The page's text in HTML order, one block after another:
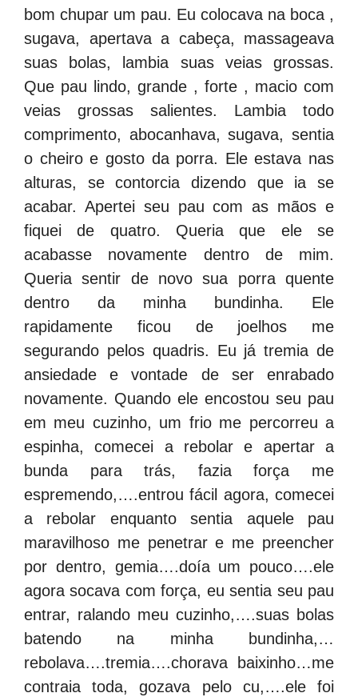
bom chupar um pau. Eu colocava na boca ,
sugava, apertava a cabeça, massageava
suas bolas, lambia suas veias grossas.
Que pau lindo, grande , forte , macio com
veias grossas salientes. Lambia todo
comprimento, abocanhava, sugava, sentia
o cheiro e gosto da porra. Ele estava nas
alturas, se contorcia dizendo que ia se
acabar. Apertei seu pau com as mãos e
fiquei de quatro. Queria que ele se
acabasse novamente dentro de mim.
Queria sentir de novo sua porra quente
dentro da minha bundinha. Ele
rapidamente ficou de joelhos me
segurando pelos quadris. Eu já tremia de
ansiedade e vontade de ser enrabado
novamente. Quando ele encostou seu pau
em meu cuzinho, um frio me percorreu a
espinha, comecei a rebolar e apertar a
bunda para trás, fazia força me
espremendo,….entrou fácil agora, comecei
a rebolar enquanto sentia aquele pau
maravilhoso me penetrar e me preencher
por dentro, gemia….doía um pouco….ele
agora socava com força, eu sentia seu pau
entrar, ralando meu cuzinho,….suas bolas
batendo na minha bundinha,…
rebolava….tremia….chorava baixinho…me
contraia toda, gozava pelo cu,….ele foi